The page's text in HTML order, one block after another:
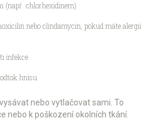
(např. chlorhexidinem)
nebo clindamycin, pokud máte alergii
infekce
hnisu
nebo vytlačovat sami. To
nebo k poškození okolních tkání.